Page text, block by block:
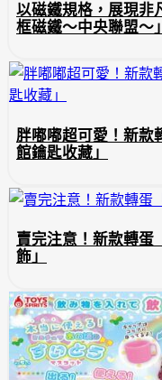
以磁鐵規格，展現非
框磁鐵～中央聯盟～」
胖嘟嘟超可愛！新款
館鑰匙收藏」
賣完注意！新款轉蛋
飾」